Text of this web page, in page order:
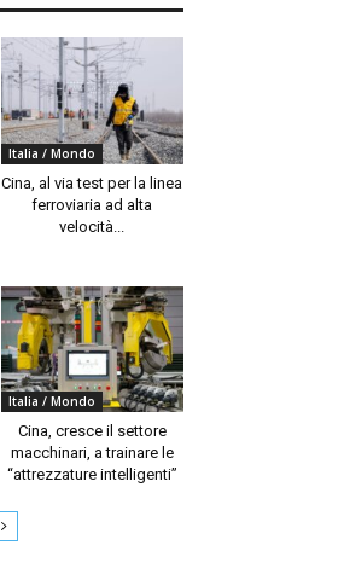
Italia / Mondo
Cina, al via test per la linea
ferroviaria ad alta
velocità...
Italia / Mondo
Cina, cresce il settore
macchinari, a trainare le
“attrezzature intelligenti”